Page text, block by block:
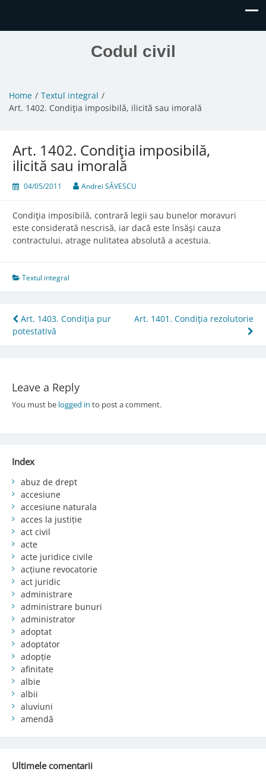
Codul civil
Home
Textul integral
Art. 1402. Condiţia imposibilă, ilicită sau imorală
Art. 1402. Condiţia imposibilă,
ilicită sau imorală
04/05/2011 Andrei SĂVESCU
Condiţia imposibilă, contrară legii sau bunelor moravuri
este considerată nescrisă, iar dacă este însăşi cauza
contractului, atrage nulitatea absolută a acestuia.
Textul integral
Post
navigation
Art. 1403. Condiţia pur
potestativă
Art. 1401. Condiţia rezolutorie
Leave a Reply
You must be logged in to post a comment.
Index
abuz de drept
accesiune
accesiune naturala
acces la justiție
act civil
acte
acte juridice civile
acțiune revocatorie
act juridic
administrare
administrare bunuri
administrator
adoptat
adoptator
adopție
afinitate
albie
albii
aluviuni
amendă
Ultimele comentarii